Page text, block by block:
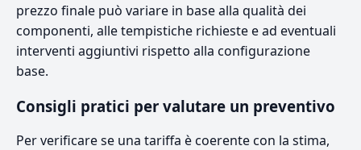
prezzo finale può variare in base alla qualità dei
componenti, alle tempistiche richieste e ad eventuali
interventi aggiuntivi rispetto alla configurazione
base.
Consigli pratici per valutare un preventivo
Per verificare se una tariffa è coerente con la stima,